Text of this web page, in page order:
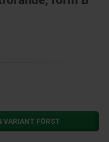
VARIANT FÖRST